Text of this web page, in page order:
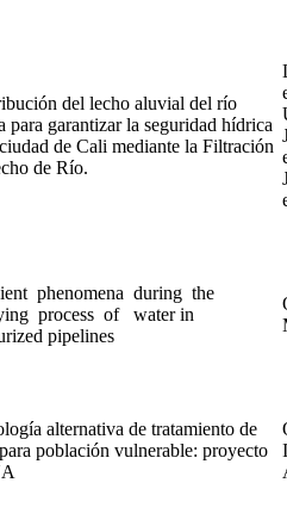
del lecho aluvial del río
para garantizar la seguridad hídrica
de Cali mediante la Filtración
de Río.
phenomena during the
process of water in
pipelines
alternativa de tratamiento de
población vulnerable: proyecto